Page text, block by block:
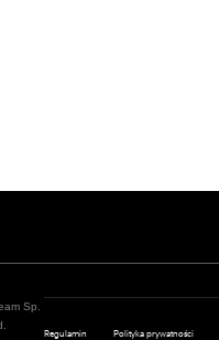
Sp.
Regulamin Polityka prywatności